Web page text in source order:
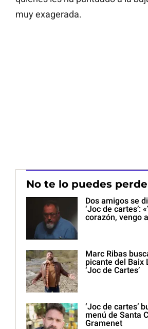
muy exagerada.
No te lo puedes
Dos amigos se
‘Joc de cartes’:
corazón, vengo
Marc Ribas
picante del Baix
‘Joc de Cartes’
‘Joc de cartes’
menú de Santa
Gramenet